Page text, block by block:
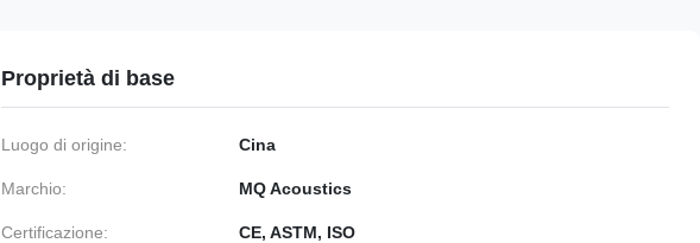
Proprietà di base
Luogo di origine: Cina
Marchio: MQ Acoustics
Certificazione: CE, ASTM, ISO